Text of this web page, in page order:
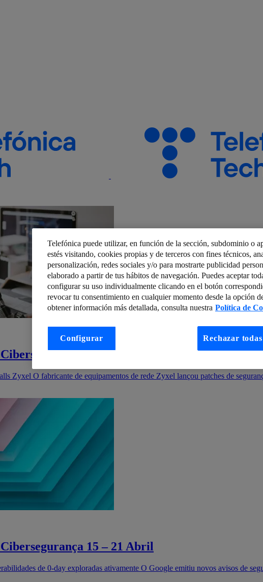
29 Abril – 5 Maio
Zyxel O fabricante de equipamentos de rede Zyxel lançou patches de
15 – 21 Abril
de 0-day exploradas ativamente O Google emitiu novos avisos de
Telefónica puede utilizar, en función de la sección, subdominio o
estés visitando, cookies propias y de terceros con fines técnicos,
personalización, redes sociales y/o para mostrarte publicidad
elaborado a partir de tus hábitos de navegación. Puedes aceptar
configurar su uso individualmente clicando en el botón
revocar tu consentimiento en cualquier momento desde la opción
obtener información más detallada, consulta nuestra Política de
Rechazar todas
Configurar